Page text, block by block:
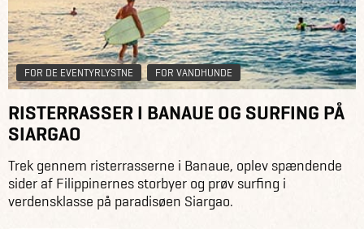
FOR DE EVENTYRLYSTNE FOR VANDHUNDE
RISTERRASSER I BANAUE OG SURFING PÅ
SIARGAO
Trek gennem risterrasserne i Banaue, oplev spændende
sider af Filippinernes storbyer og prøv surfing i
verdensklasse på paradisøen Siargao.